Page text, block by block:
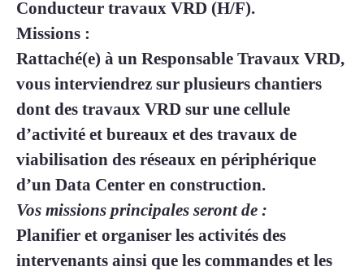
Conducteur travaux VRD (H/F).
Missions :
Rattaché(e) à un Responsable Travaux VRD,
vous interviendrez sur plusieurs chantiers
dont des travaux VRD sur une cellule
d’activité et bureaux et des travaux de
viabilisation des réseaux en périphérique
d’un Data Center en construction.
Vos missions principales seront de :
Planifier et organiser les activités des
intervenants ainsi que les commandes et les